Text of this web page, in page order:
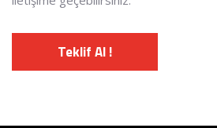
Teklif Al !